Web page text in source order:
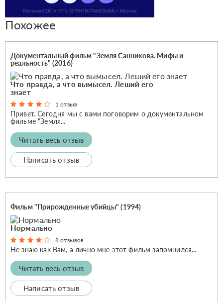
Похожее
Документальный фильм "Земля Санникова. Мифы и
реальность" (2016)
Что правда, а что вымысел. Леший его
знает
1 отзыв
Привет. Сегодня мы с вами поговорим о документальном
фильме "Земля...
Читать весь отзыв
Написать отзыв
Фильм "Прирожденные убийцы" (1994)
Нормально
8 отзывов
Не знаю как Вам, а лично мне этот фильм запомнился...
Читать весь отзыв
Написать отзыв